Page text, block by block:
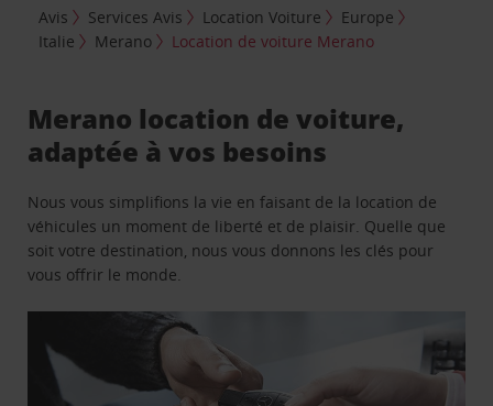
Avis Services Avis Location Voiture
Europe
Italie
Merano Location de voiture Merano
Merano location de voiture,
adaptée à vos besoins
Nous vous simplifions la vie en faisant de la location de
véhicules un moment de liberté et de plaisir. Quelle que
soit votre destination, nous vous donnons les clés pour
vous offrir le monde.